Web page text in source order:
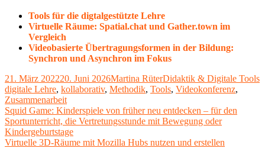
Tools für die digtalgestützte Lehre
Virtuelle Räume: Spatial.chat und Gather.town im
Vergleich
Videobasierte Übertragungsformen in der Bildung:
Synchron und Asynchron im Fokus
Veröffentlicht
am
21. März 202220. Juni 2026Autor
Martina RüterKategorien
Didaktik & Digitale Tools
digitale Lehre, kollaborativ, Methodik, Tools, Videokonferenz,
Zusammenarbeit
Beitragsnavigation
Vorheriger
Beitrag:
Squid Game: Kinderspiele von früher neu entdecken – für den
Sportunterricht, die Vertretungsstunde mit Bewegung oder
Kindergeburtstage
Nächster
Virtuelle 3D-Räume mit Mozilla Hubs nutzen und erstellen